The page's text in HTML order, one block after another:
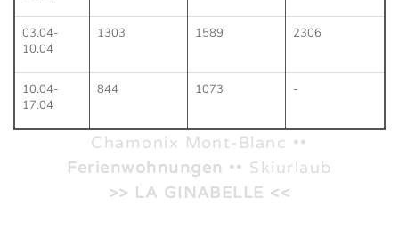
03.04-
10.04
1303 1589 2306
10.04-
17.04
844 1073 -
Chamonix Mont-Blanc ••
Ferienwohnungen •• Skiurlaub
>> LA GINABELLE <<